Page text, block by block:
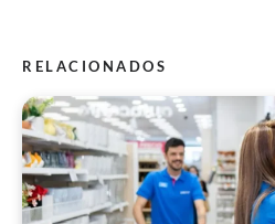
RELACIONADOS